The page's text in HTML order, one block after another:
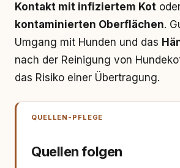
Kontakt mit infiziertem Kot
kontaminierten Oberflächen.
Umgang mit Hunden und das
nach der Reinigung von
das Risiko einer Übertragung.
QUELLEN-PFLEGE
Quellen folgen